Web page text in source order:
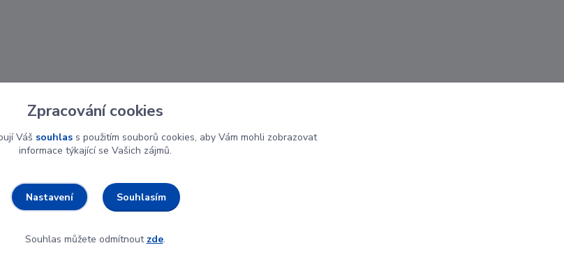
Zpracování cookies
Váš souhlass použitím souborů cookies, aby Vám mohli zobrazovat
informace týkající se Vašich zájmů.
Nastavení Souhlasím
Souhlas můžete odmítnout zde.